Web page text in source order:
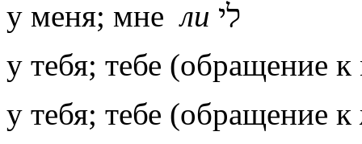
у меня; мнели לי
у тебя; тебе (обращение
у тебя; тебе (обращение